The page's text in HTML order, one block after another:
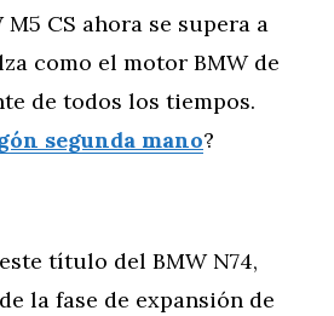
CS ahora se supera a
como el motor BMW de
de todos los tiempos.
segunda mano?
título del BMW N74,
la fase de expansión de